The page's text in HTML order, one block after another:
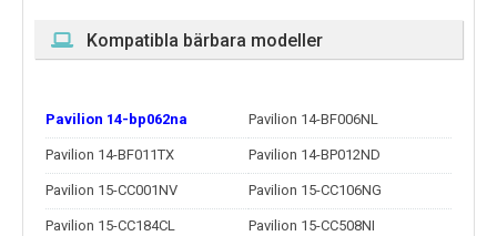
Kompatibla bärbara modeller
Pavilion 14-bp062na Pavilion 14-BF006NL
Pavilion 14-BF011TX Pavilion 14-BP012ND
Pavilion 15-CC001NV Pavilion 15-CC106NG
Pavilion 15-CC184CL Pavilion 15-CC508NI